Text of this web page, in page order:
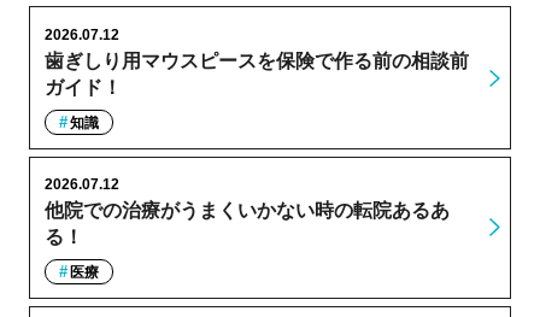
歯ぎしり用マウスピースを保険で作る前の相談前
ガイド！
2026.07.12
知識
他院での治療がうまくいかない時の転院あるあ
る！
2026.07.12
医療